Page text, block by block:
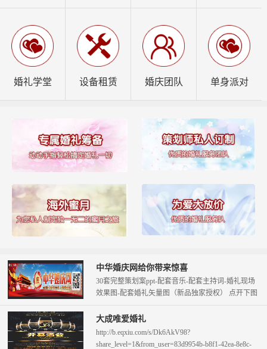
婚礼学堂 设备租赁 婚庆团队 单身派对
中华婚庆网给你带来惊喜
30套完整策划案ppt-配套音乐-配套主持词-婚礼现场
效果图-配套婚礼矢量图（新品独家授权） 点开下图
大成唯爱婚礼
http://b.eqxiu.com/s/Dk6AkV98?
share_level=1&from_user=83d9954b-b8f1-42ea-8e8c-